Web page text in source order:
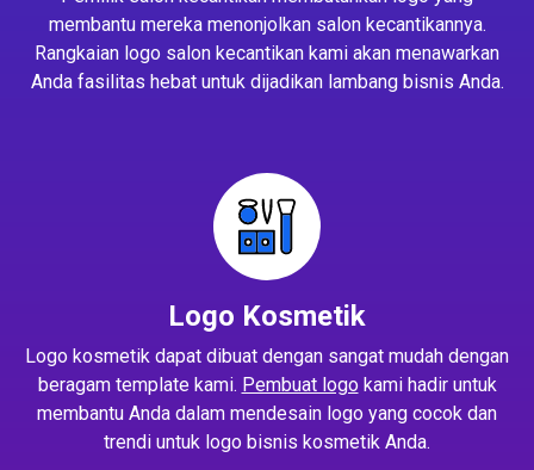
membantu mereka menonjolkan salon kecantikannya.
Rangkaian logo salon kecantikan kami akan menawarkan
Anda fasilitas hebat untuk dijadikan lambang bisnis Anda.
Logo Kosmetik
Logo kosmetik dapat dibuat dengan sangat mudah dengan
beragam template kami. Pembuat logokami hadir untuk
membantu Anda dalam mendesain logo yang cocok dan
trendi untuk logo bisnis kosmetik Anda.